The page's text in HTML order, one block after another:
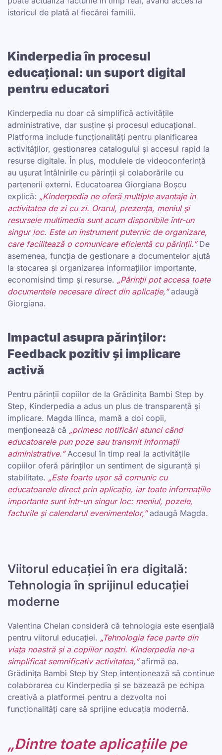
istoricul de plată al fiecărei familii.
Kinderpedia în procesul
educațional: un suport digital
pentru educatori
Kinderpedia nu doar că simplifică activitățile
administrative, dar susține și procesul educațional.
Platforma include funcționalități pentru planificarea
activităților, gestionarea catalogului și accesul rapid la
resurse digitale. În plus, modulele de videoconferință
au ușurat întâlnirile cu părinții și colaborările cu
partenerii externi. Educatoarea Giorgiana Boșcu
explică: „Kinderpedia ne oferă multiple avantaje în
activitatea de zi cu zi. Orarul, prezența, meniul și
resursele multimedia sunt acum disponibile într-un
singur loc. Este un instrument puternic de organizare,
care facilitează o comunicare eficientă cu părinții.”De
asemenea, funcția de gestionare a documentelor ajută
la stocarea și organizarea informațiilor importante,
economisind timp și resurse. „Părinții pot accesa toate
documentele necesare direct din aplicație,”adaugă
Giorgiana.
Impactul asupra părinților:
Feedback pozitiv și implicare
activă
Pentru părinții copiilor de la Grădinița Bambi Step by
Step, Kinderpedia a adus un plus de transparență și
implicare. Magda Ilinca, mamă a doi copii,
menționează că „primesc notificări atunci când
educatoarele pun poze sau transmit informații
administrative.” Accesul în timp real la activitățile
copiilor oferă părinților un sentiment de siguranță și
stabilitate. „Este foarte ușor să comunic cu
educatoarele direct prin aplicație, iar toate informațiile
importante sunt într-un singur loc: meniul, pozele,
facturile și calendarul evenimentelor,” adaugă Magda.
Viitorul educației în era digitală:
Tehnologia în sprijinul educației
moderne
Valentina Chelan consideră că tehnologia este esențială
pentru viitorul educației. „Tehnologia face parte din
viața noastră și a copiilor noștri. Kinderpedia ne-a
simplificat semnificativ activitatea,” afirmă ea.
Grădinița Bambi Step by Step intenționează să continue
colaborarea cu Kinderpedia și se bazează pe echipa
creativă a platformei pentru a dezvolta noi
funcționalități care să sprijine educația modernă.
„Dintre toate aplicațiile pe